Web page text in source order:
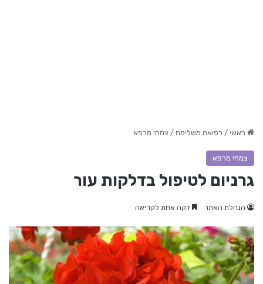
ראשי / רפואה משלימה / צמחי מרפא
צמחי מרפא
גרניום לטיפול בדלקות עור
הנהלת האתר דקה אחת לקריאה